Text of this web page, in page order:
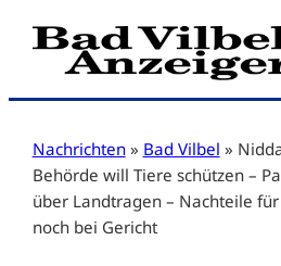
Zum
Inhalt
Nachrichten » Bad Vilbel »
Behörde will Tiere schützen –
über Landtragen – Nachteile
noch bei Gericht